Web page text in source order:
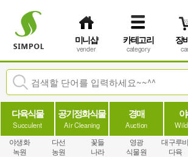
미니샵
vender
카테고리
category
장
다육식물
Succulent
공기정화식물
Air Cleaning
경매
Auction
야생화
녹원
다선
농원
꽃들
나라
영광
식물원
대구루비
다육